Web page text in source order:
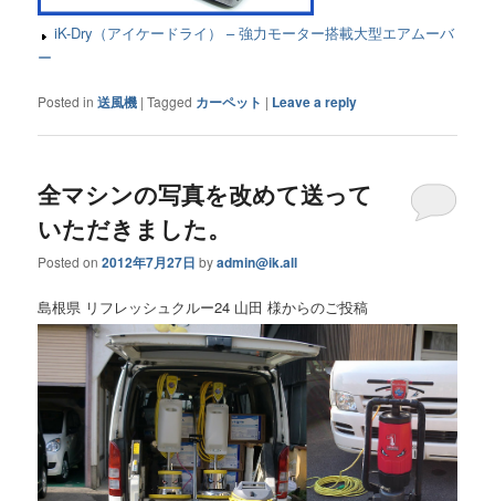
iK-Dry（アイケードライ） – 強力モーター搭載大型エアムーバ
ー
Posted in 送風機 |Tagged カーペット | Leave a reply
全マシンの写真を改めて送って
いただきました。
Posted on2012年7月27日 byadmin@ik.all
島根県 リフレッシュクルー24 山田 様からのご投稿